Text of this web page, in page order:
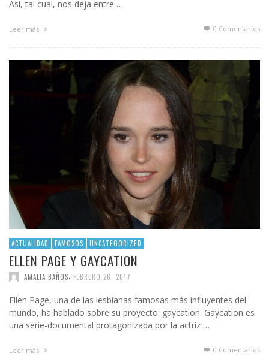
Así, tal cual, nos deja entre …
Leer más 0 Comentarios
ACTUALIDAD FAMOSOS UNCATEGORIZED
ELLEN PAGE Y GAYCATION
AMALIA BAÑOS, FEBRERO 26, 2017
Ellen Page, una de las lesbianas famosas más influyentes del
mundo, ha hablado sobre su proyecto: gaycation. Gaycation es
una serie-documental protagonizada por la actriz …
Leer más 0 Comentarios